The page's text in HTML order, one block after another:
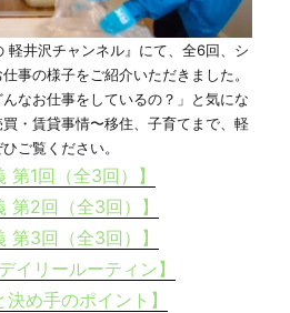
井沢チャンネル』にて、全6回、シ
事の様子をご紹介いただきました。
んなお仕事をしているの？」と気にな
・賃貸事情〜移住、子育てまで、軽
ご覧ください。
第1回（全3回）】
第2回（全3回）】
第3回（全3回）】
イリールーティン】
決め手のポイント】